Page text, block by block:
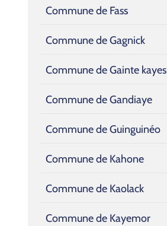
Commune de Fass
Commune de Gagnick
Commune de Gainte kayes
Commune de Gandiaye
Commune de Guinguinéo
Commune de Kahone
Commune de Kaolack
Commune de Kayemor